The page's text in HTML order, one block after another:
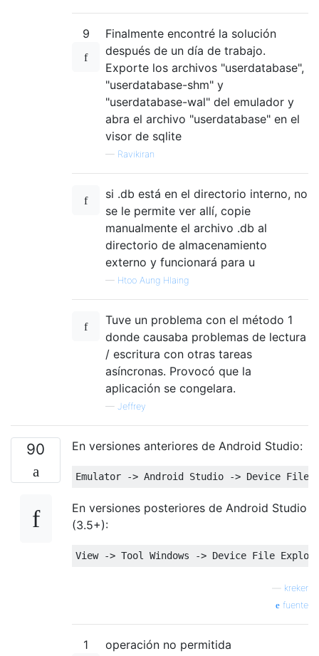
9
Finalmente encontré la solución
después de un día de trabajo.
Exporte los archivos "userdatabase",
"userdatabase-shm" y
"userdatabase-wal" del emulador y
abra el archivo "userdatabase" en el
visor de sqlite
— Ravikiran
si .db está en el directorio interno, no
se le permite ver allí, copie
manualmente el archivo .db al
directorio de almacenamiento
externo y funcionará para u
— Htoo Aung Hlaing
Tuve un problema con el método 1
donde causaba problemas de lectura
/ escritura con otras tareas
asíncronas. Provocó que la
aplicación se congelara.
— Jeffrey
90 En versiones anteriores de Android Studio:
Emulator -> Android Studio -> Device File
En versiones posteriores de Android Studio
(3.5+):
View -> Tool Windows -> Device File
kreker
fuente
1 operación no permitida